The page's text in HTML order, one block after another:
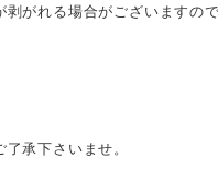
がれる場合がございますの
承下さいませ。